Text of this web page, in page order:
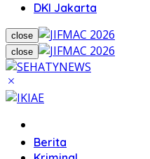
DKI Jakarta
close
close
Berita